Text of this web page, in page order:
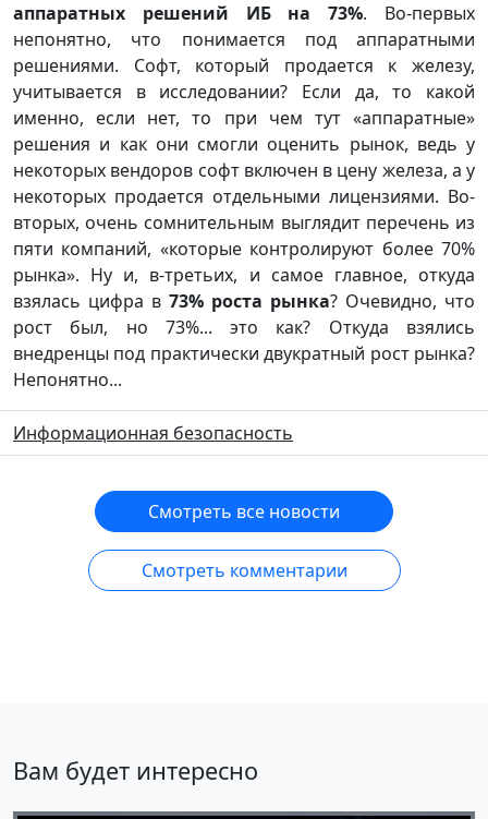
аппаратных решений ИБ на 73%. Во-первых
непонятно, что понимается под аппаратными
решениями. Софт, который продается к железу,
учитывается в исследовании? Если да, то какой
именно, если нет, то при чем тут «аппаратные»
решения и как они смогли оценить рынок, ведь у
некоторых вендоров софт включен в цену железа, а у
некоторых продается отдельными лицензиями. Во-
вторых, очень сомнительным выглядит перечень из
пяти компаний, «которые контролируют более 70%
рынка». Ну и, в-третьих, и самое главное, откуда
взялась цифра в 73% роста рынка? Очевидно, что
рост был, но 73%... это как? Откуда взялись
внедренцы под практически двукратный рост рынка?
Непонятно...
Информационная безопасность
Смотреть все новости
Смотреть комментарии
Вам будет интересно